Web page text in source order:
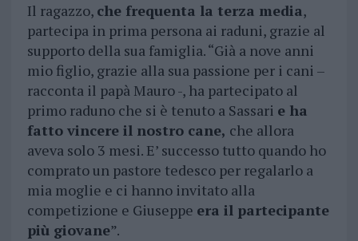
Il ragazzo, che frequenta la terza media,
partecipa in prima persona ai raduni, grazie al
supporto della sua famiglia. “Già a nove anni
mio figlio, grazie alla sua passione per i cani –
racconta il papà Mauro -, ha partecipato al
primo raduno che si è tenuto a Sassari e ha
fatto vincere il nostro cane, che allora
aveva solo 3 mesi. E’ successo tutto quando ho
comprato un pastore tedesco per regalarlo a
mia moglie e ci hanno invitato alla
competizione e Giuseppe era il partecipante
più giovane”.